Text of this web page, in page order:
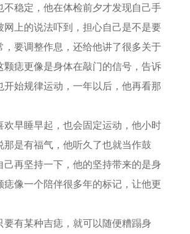
稳定，他在体检前夕才发现自己手
网上的说法吓到，担心自己是不是要
要调整作息，还给他讲了很多关于
痣更像是身体在敲门的信号，告诉
始规律运动，一年以后，他再看那
早睡早起，也会固定运动，他小时
是有福气，他听久了也就当作鼓
再坚持一下，他的坚持带来的是身
像一个陪伴很多年的标记，让他更
有某种吉痣，就可以随便糟蹋身